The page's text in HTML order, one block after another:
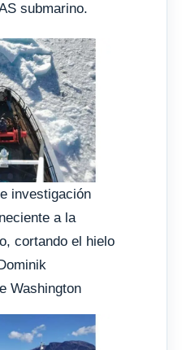
submarino.
investigación
a la
cortando el hielo
Washington